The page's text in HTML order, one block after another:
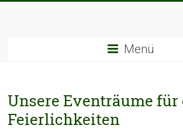
Menü
Unsere Eventräume für
Feierlichkeiten